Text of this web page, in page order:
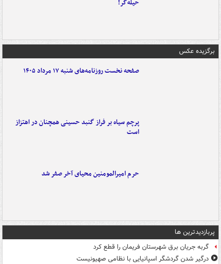
حیله‌گر!
برگزیده عکس
صفحه نخست روزنامه‌های شنبه ۱۷ مرداد ۱۴۰۵
پرچم سیاه بر فراز گنبد حسینی همچنان در اهتزاز
است
حرم امیرالمومنین محیای آخر صفر شد
پربازدیدترین ها
گربه جریان برق شهرستان فریمان را قطع کرد
درگیر شدن گردشگر اسپانیایی با نظامی صهیونیست